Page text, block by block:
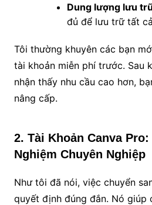
Dung lượng lưu
đủ để lưu trữ tất
Tôi thường khuyên các bạn
tài khoản miễn phí trước. Sau
nhận thấy nhu cầu cao hơn,
nâng cấp.
2. Tài Khoản Canva Pro:
Nghiệm Chuyên Nghiệp
Như tôi đã nói, việc chuyển
quyết định đúng đắn. Nó giúp